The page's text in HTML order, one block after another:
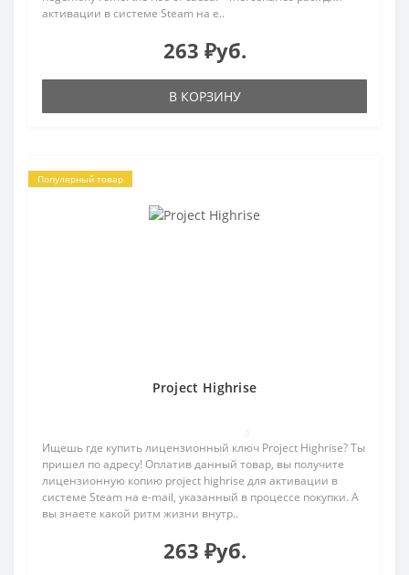
активации в системе Steam на e..
263 ₽уб.
В КОРЗИНУ
Популярный товар
Project Highrise
Ищешь где купить лицензионный ключ Project Highrise? Ты
пришел по адресу! Оплатив данный товар, вы получите
лицензионную копию project highrise для активации в
системе Steam на e-mail, указанный в процессе покупки. А
вы знаете какой ритм жизни внутр..
263 ₽уб.